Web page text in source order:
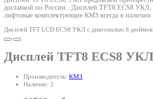
доставкой по России . Дисплей TFT8 ECS8 УКЛ,
лифтовые комплектующие КМЗ всегда в наличии
Дисплей TFT LCD ECS8 УКЛ с диагональю 8 дюймов
Дисплей TFT8 ECS8 УКЛ
Производитель: КМЗ
Наличие: 2